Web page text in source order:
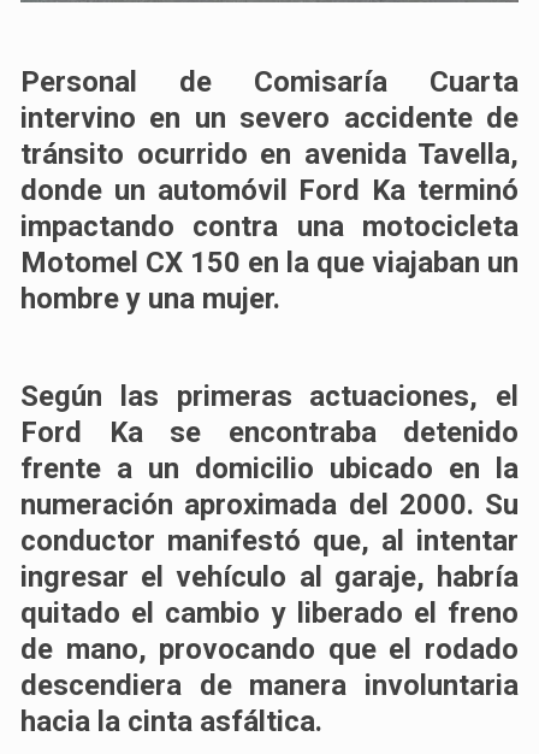
Personal de Comisaría Cuarta
intervino en un severo accidente de
tránsito ocurrido en avenida Tavella,
donde un automóvil Ford Ka terminó
impactando contra una motocicleta
Motomel CX 150 en la que viajaban un
hombre y una mujer.
Según las primeras actuaciones, el
Ford Ka se encontraba detenido
frente a un domicilio ubicado en la
numeración aproximada del 2000. Su
conductor manifestó que, al intentar
ingresar el vehículo al garaje, habría
quitado el cambio y liberado el freno
de mano, provocando que el rodado
descendiera de manera involuntaria
hacia la cinta asfáltica.